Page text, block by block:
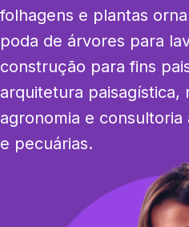
folhagens e plantas
poda de árvores para
construção para fins
arquitetura paisagística,
agronomia e consultoria
e pecuárias.